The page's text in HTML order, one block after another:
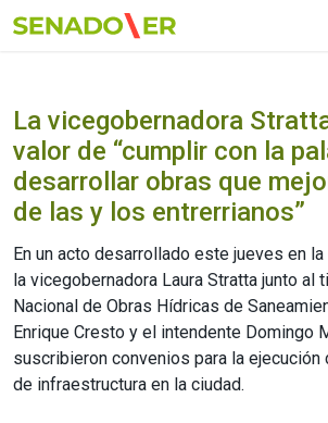
Ir al menú principal
La vicegobernadora
valor de “cumplir con la
desarrollar obras que
de las y los entrerrianos”
En un acto desarrollado este jueves en
la vicegobernadora Laura Stratta junto al
Nacional de Obras Hídricas de
Enrique Cresto y el intendente Domingo
suscribieron convenios para la ejecución
de infraestructura en la ciudad.